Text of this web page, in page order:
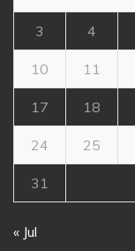
3 4
10 11
17 18
24 25
31
« Jul